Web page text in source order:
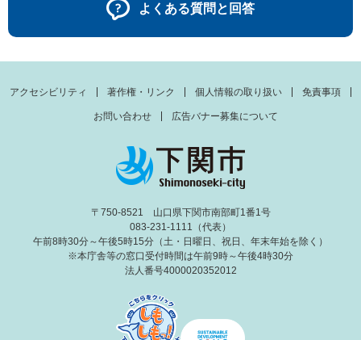
よくある質問と回答
アクセシビリティ 著作権・リンク 個人情報の取り扱い 免責事項
お問い合わせ 広告バナー募集について
〒750-8521 山口県下関市南部町1番1号
083-231-1111（代表）
午前8時30分～午後5時15分（土・日曜日、祝日、年末年始を除く）
※本庁舎等の窓口受付時間は午前9時～午後4時30分
法人番号4000020352012